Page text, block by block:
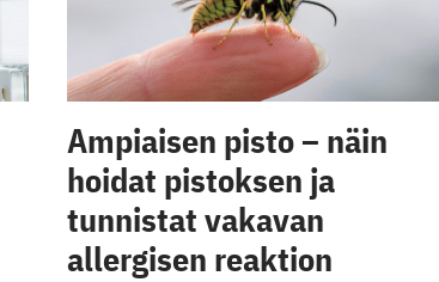
Ampiaisen pisto – näin
hoidat pistoksen ja
tunnistat vakavan
allergisen reaktion